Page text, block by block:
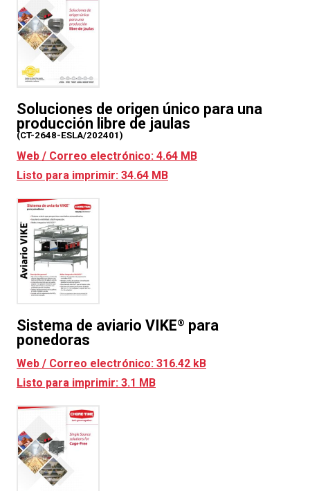
Soluciones de origen único para una
producción libre de jaulas
(CT-2648-ESLA/202401)
Web / Correo electrónico: 4.64 MB
Listo para imprimir: 34.64 MB
Sistema de aviario VIKE® para
ponedoras
Web / Correo electrónico: 316.42 kB
Listo para imprimir: 3.1 MB